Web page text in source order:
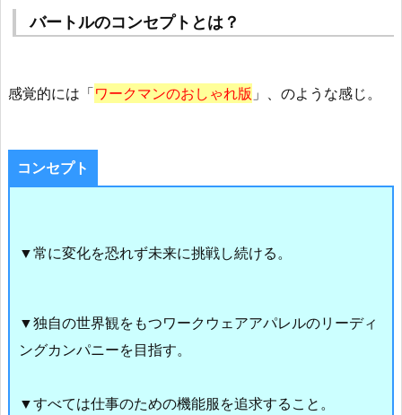
バートルのコンセプトとは？
感覚的には「ワークマンのおしゃれ版 」、のような感じ。
コンセプト
▼常に変化を恐れず未来に挑戦し続ける。
▼独自の世界観をもつワークウェアアパレルのリーディ
ングカンパニーを目指す。
▼すべては仕事のための機能服を追求すること。